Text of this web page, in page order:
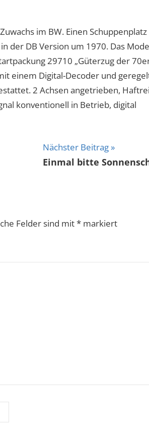
im BW. Einen Schuppenplatz
der DB Version um 1970. Das
29710 „Güterzug der
einem Digital-Decoder und
2 Achsen angetrieben,
konventionell in Betrieb, digital
Nächster Beitrag
Einmal bitte
Felder sind mit*markiert